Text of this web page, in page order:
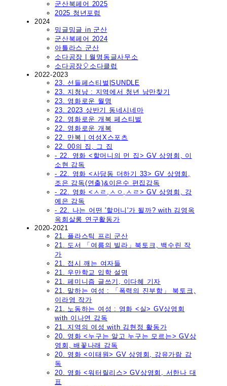
군산북페어 2025
2025 청년포럼
2024
밍글밍글 in 군산
군산북페어 2024
아틀라스 군산
소다공장 | 월명동글사무소
소다공장🎈소다클럽
2022-2023
23. 선들페스티벌|SUNDLE
23. 지청낭 : 지역에서 청년 낭만찾기
23. 영화로운 월명
23. 2023 상반기 동네시네마
22. 영화로운 개복 페스티벌
22. 영화로운 개복
22. 만복｜여성X스포츠
22. 00의 집, 그 집
- 22. 영화 <할머니의 먼 집> GV 상영회, 이
소현 감독
- 22. 영화 <사당동 더하기 33> GV 상영회,
조은 감독(연출)&이은수 편집감독
- 22. 영화 <ㅅㄹ,ㅅㅇ,ㅅㄹ> GV 상영회, 강
예은 감독
- 22. 나는 어떤 '할머니'가 될까? with 김영옥
옥희살롱 연구활동가
2020-2021
21. 플라스틱 프리 군산
21. 도서 「여름의 빌라」북토크, 백수린 작
가
21. 접시 깨는 여자들
21. 우만학교 입학 설명
21. 페미니즘 글쓰기, 이다혜 기자
21. 말하는 여성 : 「폭력의 진부함」 북토크,
이라영 작가
21. 노동하는 여성 : 영화 <실> GV상영회
with 이나연 감독
21. 지역의 여성 with 김현정 활동가
20. 영화 <누구는 알고 누구는 모르는> GV상
영회, 배꽃나래 감독
20. 영화 <이태원> GV 상영회, 강유가람 감
독
20. 영화 <워터릴리스> GV상영회, 서한나 대
표